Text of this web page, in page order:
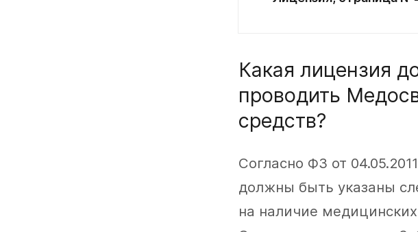
Какая лицензия
проводить
средств?
Согласно ФЗ от
должны быть указаны
на наличие